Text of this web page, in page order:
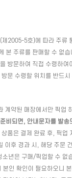
제2005-5호)에 따라 주류
본 주류를 판매할 수 없습
방문하여 직접 수령하
방문 수령할 위치를 반드
계약된 매장에서만 픽업
비되면, 안내문자를 발
상품은 결제 완료 후, 픽업
이후 경과 시, 해당 주문
소년은 구매/픽업할 수 없
본인 확인이 필요하오니